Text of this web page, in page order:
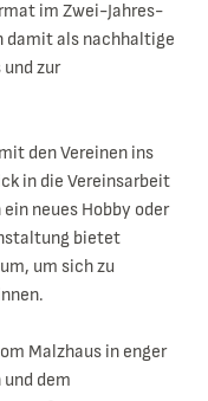
im Zwei-Jahres-
als nachhaltige
zur
den Vereinen ins
in die Vereinsarbeit
neues Hobby oder
bietet
um sich zu
Malzhaus in enger
dem